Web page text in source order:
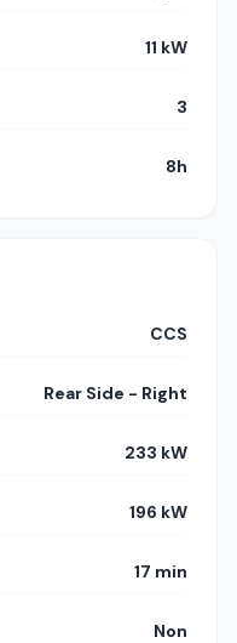
11 kW
3
8h
CCS
Rear Side - Right
233 kW
196 kW
17 min
Non